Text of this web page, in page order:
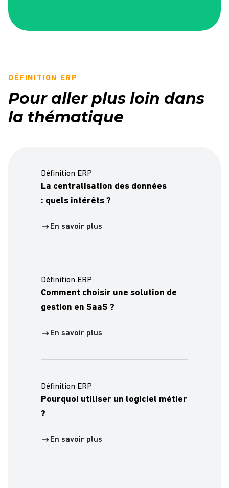
DÉFINITION ERP
Pour aller plus loin dans
la thématique
Définition ERP
La centralisation des données
: quels intérêts ?
En savoir plus
Définition ERP
Comment choisir une solution de
gestion en SaaS ?
En savoir plus
Définition ERP
Pourquoi utiliser un logiciel métier
?
En savoir plus